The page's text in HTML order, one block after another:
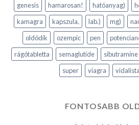
genesis
hamarosan! hatóanyag)
kamagra
kapszula, lab.) mg)
oldódik
ozempic pen
rágótabletta
semaglutide sibutramine
super
viagra vidalista
FONTOSABB